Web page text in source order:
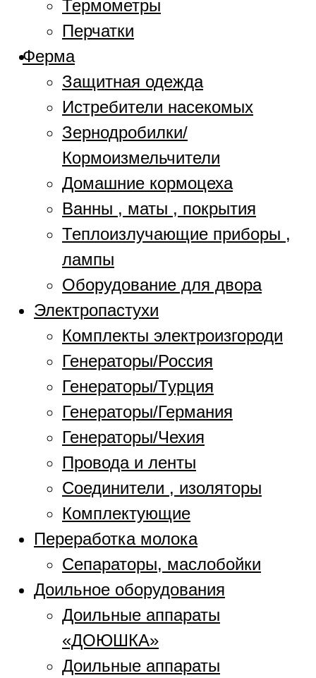
Термометры
Перчатки
Ферма
Защитная одежда
Истребители насекомых
Зернодробилки/
Кормоизмельчители
Домашние кормоцеха
Ванны , маты , покрытия
Теплоизлучающие приборы ,
лампы
Оборудование для двора
Электропастухи
Комплекты электроизгороди
Генераторы/Россия
Генераторы/Турция
Генераторы/Германия
Генераторы/Чехия
Провода и ленты
Соединители , изоляторы
Комплектующие
Переработка молока
Сепараторы, маслобойки
Доильное оборудования
Доильные аппараты
«ДОЮШКА»
Доильные аппараты